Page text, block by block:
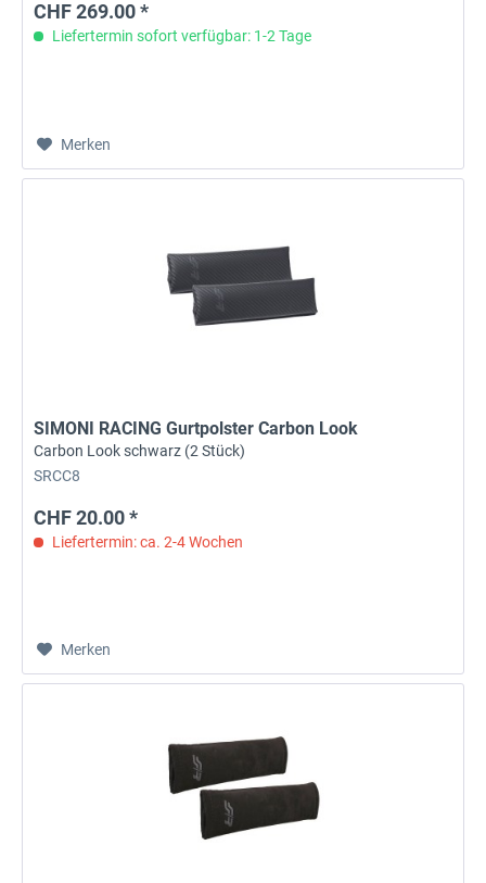
CHF 269.00 *
Liefertermin sofort verfügbar: 1-2 Tage
Merken
SIMONI RACING Gurtpolster Carbon Look
Carbon Look schwarz (2 Stück)
SRCC8
CHF 20.00 *
Liefertermin: ca. 2-4 Wochen
Merken